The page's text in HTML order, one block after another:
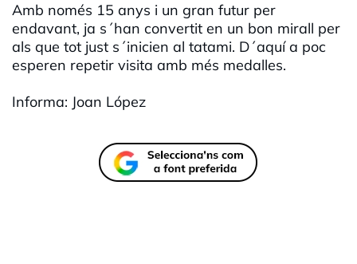
Amb només 15 anys i un gran futur per
endavant, ja s´han convertit en un bon mirall per
als que tot just s´inicien al tatami. D´aquí a poc
esperen repetir visita amb més medalles.
Informa: Joan López